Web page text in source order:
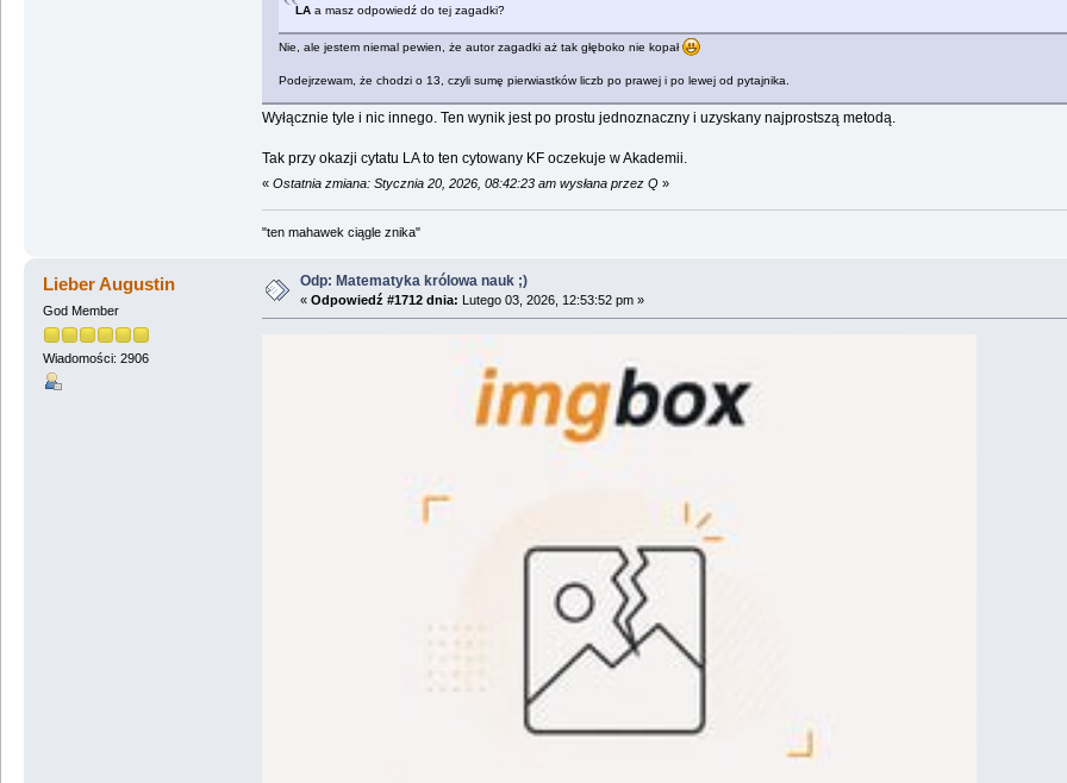
LA a masz odpowiedź do tej zagadki?
Nie, ale jestem niemal pewien, że autor zagadki aż tak głęboko nie kopał
Podejrzewam, że chodzi o 13, czyli sumę pierwiastków liczb po prawej i po lewej od pytajnika.
Wyłącznie tyle i nic innego. Ten wynik jest po prostu jednoznaczny i uzyskany najprostszą metodą.
Tak przy okazji cytatu LA to ten cytowany KF oczekuje w Akademii.
« Ostatnia zmiana: Stycznia 20, 2026, 08:42:23 am wysłana przez Q»
"ten mahawek ciągle znika"
Lieber Augustin
God Member
Wiadomości: 2906
Odp: Matematyka królowa nauk ;)
« Odpowiedź #1712 dnia: Lutego 03, 2026, 12:53:52 pm »